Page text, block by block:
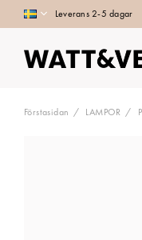
Leverans 2-5 dagar
Förstasidan LAMPOR